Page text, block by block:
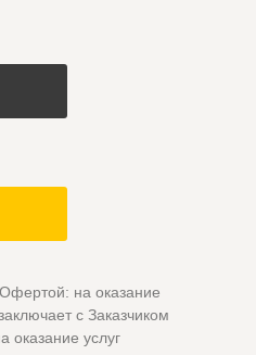
на оказание
с Заказчиком
оказание услуг